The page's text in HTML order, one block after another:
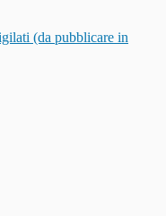
(da pubblicare in